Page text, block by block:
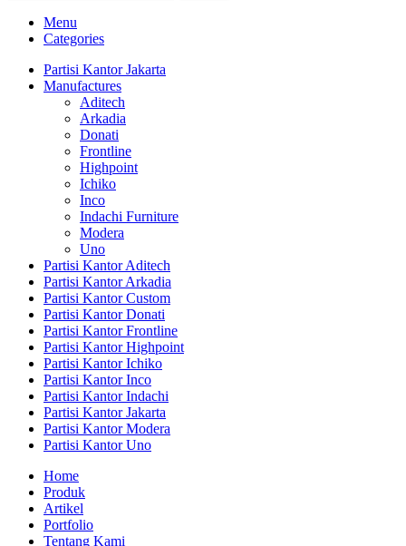
Menu
Categories
Partisi Kantor Jakarta
Manufactures
Aditech
Arkadia
Donati
Frontline
Highpoint
Ichiko
Inco
Indachi Furniture
Modera
Uno
Partisi Kantor Aditech
Partisi Kantor Arkadia
Partisi Kantor Custom
Partisi Kantor Donati
Partisi Kantor Frontline
Partisi Kantor Highpoint
Partisi Kantor Ichiko
Partisi Kantor Inco
Partisi Kantor Indachi
Partisi Kantor Jakarta
Partisi Kantor Modera
Partisi Kantor Uno
Home
Produk
Artikel
Portfolio
Tentang Kami